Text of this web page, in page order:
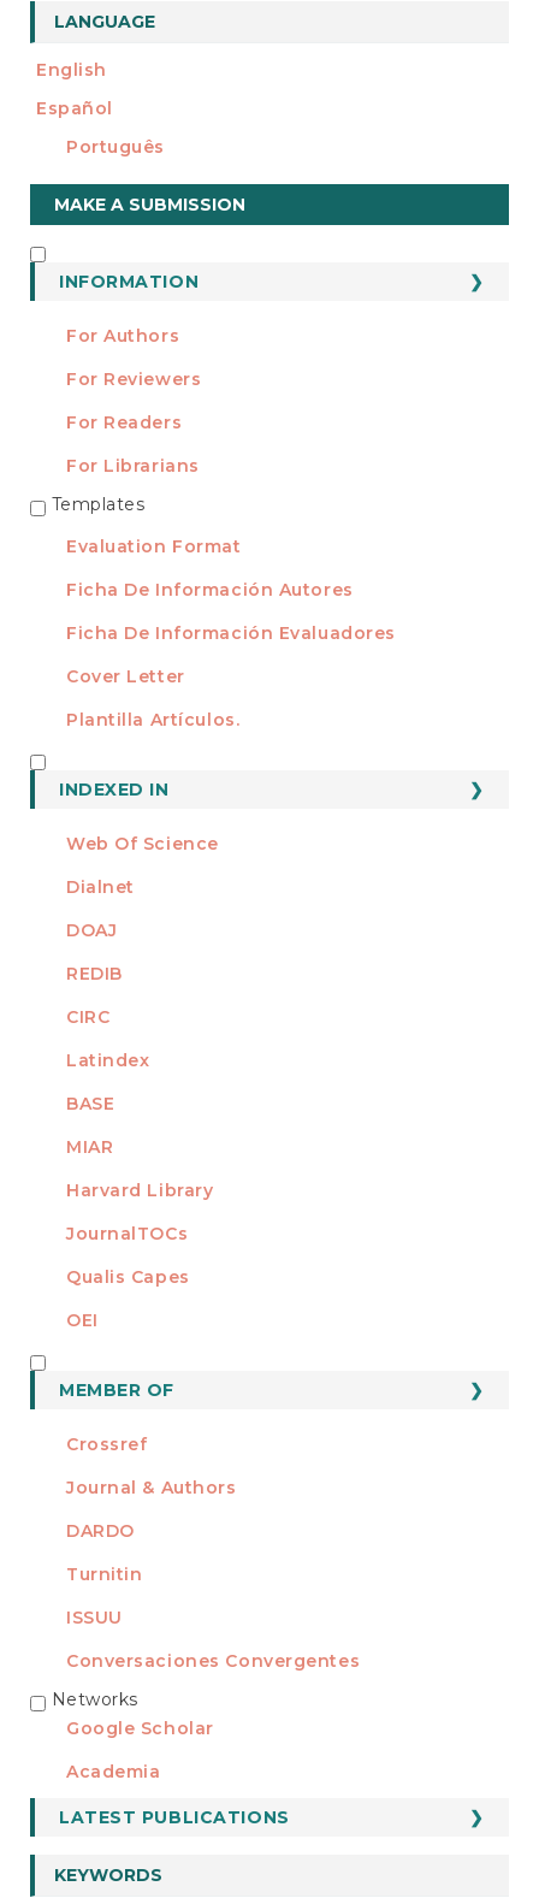
LANGUAGE
English
Español
Português
Make
a
Submission
MAKE A SUBMISSION
INFORMATION
For Authors
For Reviewers
For Readers
For Librarians
TEMPLATES
Templates
Evaluation Format
Ficha De Información Autores
Ficha De Información Evaluadores
Cover Letter
Plantilla Artículos.
INDEXED IN
Web Of Science
Dialnet
DOAJ
REDIB
CIRC
Latindex
BASE
MIAR
Harvard Library
JournalTOCs
Qualis Capes
OEI
MEMBER OF
Crossref
Journal & Authors
DARDO
Turnitin
ISSUU
Conversaciones Convergentes
REDES
Networks
Google Scholar
Academia
LATEST PUBLICATIONS
KEYWORDS